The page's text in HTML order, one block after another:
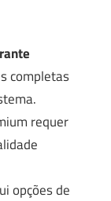
completas
requer
opções de